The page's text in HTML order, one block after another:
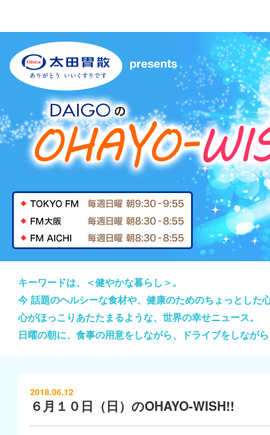
キーワードは、＜健やかな暮らし＞。
今 話題のヘルシーな食材や、健康のためのちょっとし
心がほっこりあたたまるような、世界の幸せニュース。
日曜の朝に、食事の用意をしながら、ドライブをしなが
2018.06.12
６月１０日（日）のOHAYO-WISH!!